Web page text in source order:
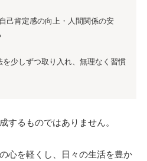
己肯定感の向上・人間関係の安
少しずつ取り入れ、無理なく習慣
するものではありません。
心を軽くし、日々の生活を豊か